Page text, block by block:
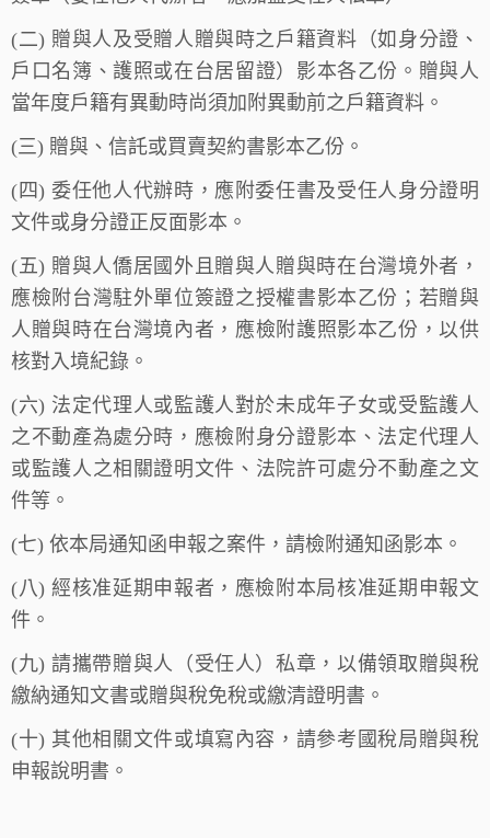
(二) 贈與人及受贈人贈與時之戶籍資料（如身分證、
戶口名簿、護照或在台居留證）影本各乙份。贈與人
當年度戶籍有異動時尚須加附異動前之戶籍資料。
(三) 贈與、信託或買賣契約書影本乙份。
(四) 委任他人代辦時，應附委任書及受任人身分證明
文件或身分證正反面影本。
(五) 贈與人僑居國外且贈與人贈與時在台灣境外者，
應檢附台灣駐外單位簽證之授權書影本乙份；若贈與
人贈與時在台灣境內者，應檢附護照影本乙份，以供
核對入境紀錄。
(六) 法定代理人或監護人對於未成年子女或受監護人
之不動產為處分時，應檢附身分證影本、法定代理人
或監護人之相關證明文件、法院許可處分不動產之文
件等。
(七) 依本局通知函申報之案件，請檢附通知函影本。
(八) 經核准延期申報者，應檢附本局核准延期申報文
件。
(九) 請攜帶贈與人（受任人）私章，以備領取贈與稅
繳納通知文書或贈與稅免稅或繳清證明書。
(十) 其他相關文件或填寫內容，請參考國稅局贈與稅
申報說明書。